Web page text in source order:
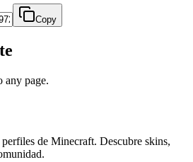
Copy
any page.
de Minecraft. Descubre skins,